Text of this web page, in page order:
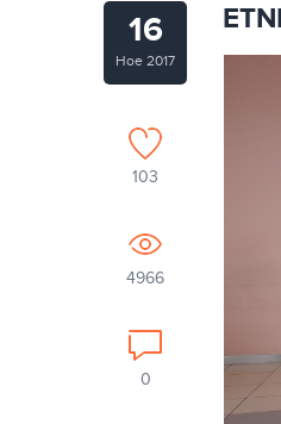
16
Ное 2017
103
4966
0